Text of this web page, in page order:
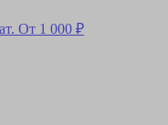
От 1 000 ₽